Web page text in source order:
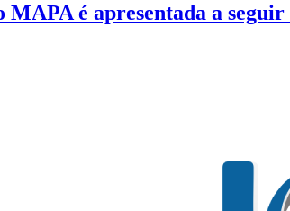
MAPA é apresentada a